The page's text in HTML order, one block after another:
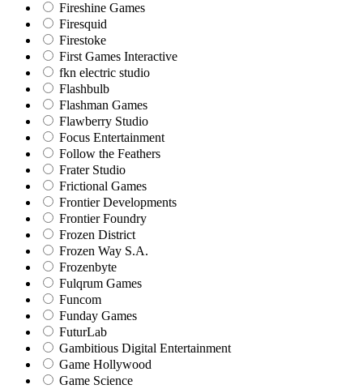
Fireshine Games
Firesquid
Firestoke
First Games Interactive
fkn electric studio
Flashbulb
Flashman Games
Flawberry Studio
Focus Entertainment
Follow the Feathers
Frater Studio
Frictional Games
Frontier Developments
Frontier Foundry
Frozen District
Frozen Way S.A.
Frozenbyte
Fulqrum Games
Funcom
Funday Games
FuturLab
Gambitious Digital Entertainment
Game Hollywood
Game Science